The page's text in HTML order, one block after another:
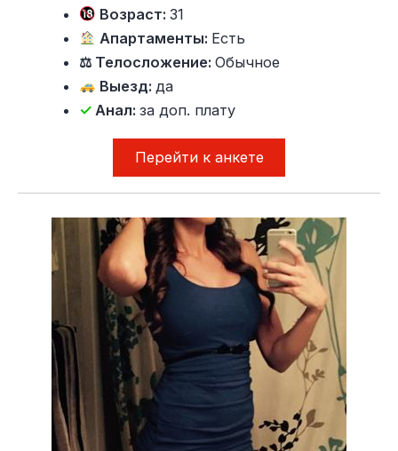
Возраст: 31
Апартаменты: Есть
⚖ Телосложение:Обычное
Выезд: да
✓ Анал:за доп. плату
Перейти к анкете